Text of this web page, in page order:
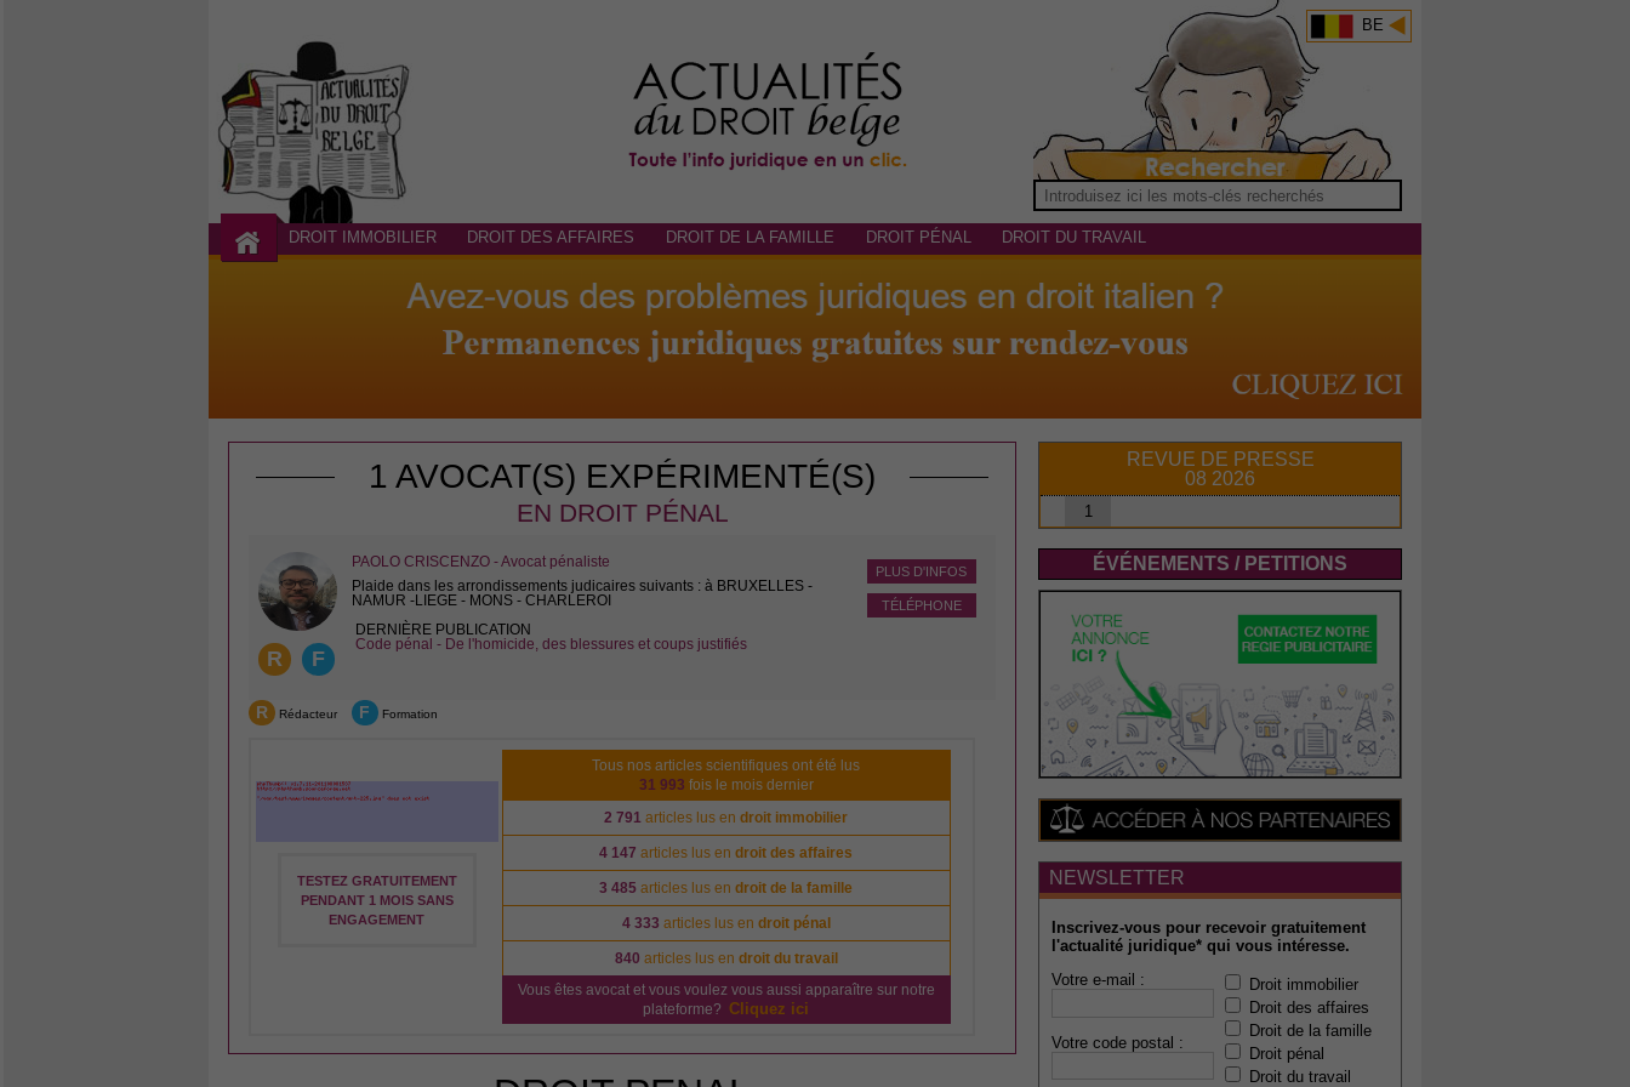
BE
DROIT IMMOBILIER DROIT DES AFFAIRES DROIT DE LA FAMILLE DROIT PÉNAL DROIT DU TRAVAIL
1 AVOCAT(S) EXPÉRIMENTÉ(S)
EN DROIT PÉNAL
R F
PLUS D'INFOS
TÉLÉPHONE
PAOLO CRISCENZO - Avocat pénaliste
Plaide dans les arrondissements judicaires suivants : à BRUXELLES -
NAMUR -LIEGE - MONS - CHARLEROI
DERNIÈRE PUBLICATION
Code pénal - De l'homicide, des blessures et coups justifiés
R Rédacteur F Formation
TESTEZ GRATUITEMENT
PENDANT 1 MOIS SANS
ENGAGEMENT
Tous nos articles scientifiques ont été lus
31 993 fois le mois dernier
2 791 articles lus endroit immobilier
4 147 articles lus endroit des affaires
3 485 articles lus endroit de la famille
4 333 articles lus en droit pénal
840 articles lus en droit du travail
Vous êtes avocat et vous voulez vous aussi apparaître sur notre
plateforme? Cliquez ici
REVUE DE PRESSE
08 2026
1
ÉVÉNEMENTS / PETITIONS
NEWSLETTER
Inscrivez-vous pour recevoir gratuitement
l'actualité juridique* qui vous intéresse.
Votre e-mail :
Votre code postal :
Droit immobilier
Droit des affaires
Droit de la famille
Droit pénal
Droit du travail